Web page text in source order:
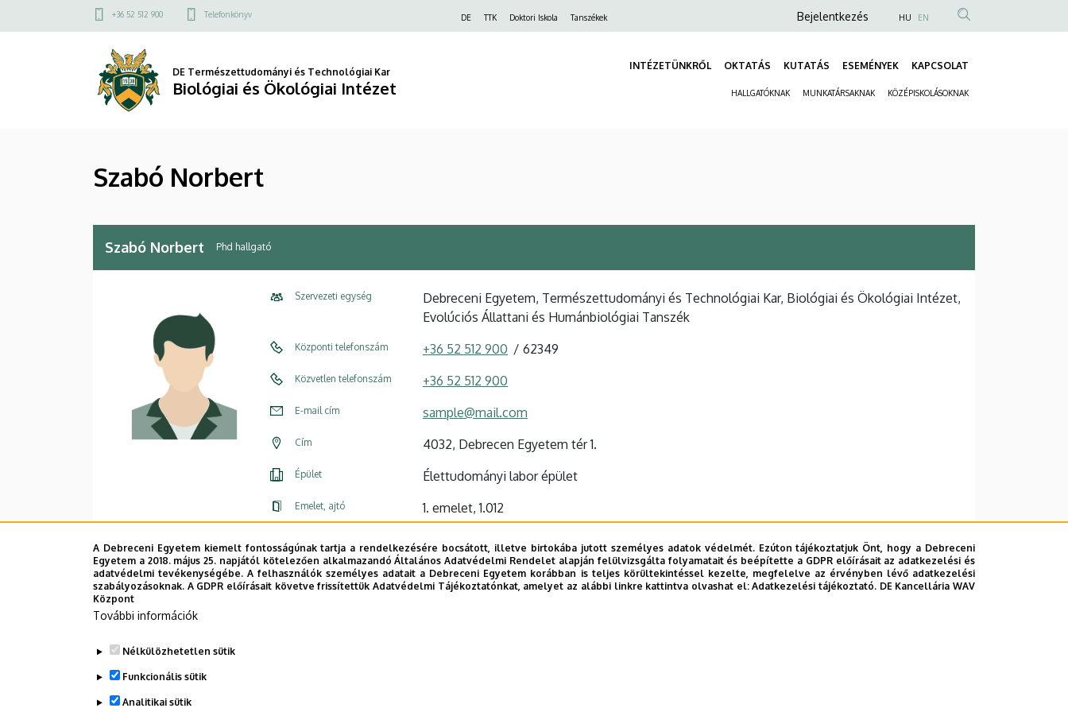
Ökológiai
a
Felső
menü
+36 52 512 900 Telefonkönyv DE TTK Doktori Iskola Tanszékek
Anonim
fiók
menüje
Bejelentkezés HU EN
DE Természettudományi és Technológiai Kar
Biológiai és Ökológiai Intézet
INTÉZETÜNKRŐL OKTATÁS KUTATÁS ESEMÉNYEK KAPCSOLAT
HALLGATÓKNAK MUNKATÁRSAKNAK KÖZÉPISKOLÁSOKNAK
Szabó Norbert
Szabó Norbert Phd hallgató
Szervezeti egység
Debreceni Egyetem, Természettudományi és Technológiai Kar, Biológiai és Ökológiai Intézet,
Evolúciós Állattani és Humánbiológiai Tanszék
Központi telefonszám +36 52 512 900 62349
Közvetlen telefonszám +36 52 512 900
E-mail cím sample@mail.com
Cím 4032, Debrecen Egyetem tér 1.
Épület Élettudományi labor épület
Emelet, ajtó 1. emelet, 1.012
A Debreceni Egyetem kiemelt fontosságúnak tartja a rendelkezésére bocsátott, illetve birtokába jutott személyes adatok védelmét. Ezúton tájékoztatjuk Önt, hogy a Debreceni
Egyetem a 2018. május 25. napjától kötelezően alkalmazandó Általános Adatvédelmi Rendelet alapján felülvizsgálta folyamatait és beépítette a GDPR előírásait az adatkezelési és
adatvédelmi tevékenységébe. A felhasználók személyes adatait a Debreceni Egyetem korábban is teljes körültekintéssel kezelte, megfelelve az érvényben lévő adatkezelési
szabályozásoknak. A GDPR előírásait követve frissítettük Adatvédelmi Tájékoztatónkat, amelyet az alábbi linkre kattintva olvashat el:Adatkezelési tájékoztató. DE Kancellária WAV
Központ
További információk
Nélkülözhetetlen sütik
Funkcionális sütik
Analitikai sütik